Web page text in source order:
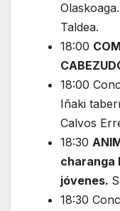
Taldea.
18:00
18:00
Iñaki
Calvos
18:30
charanga
jóvenes.
18:30